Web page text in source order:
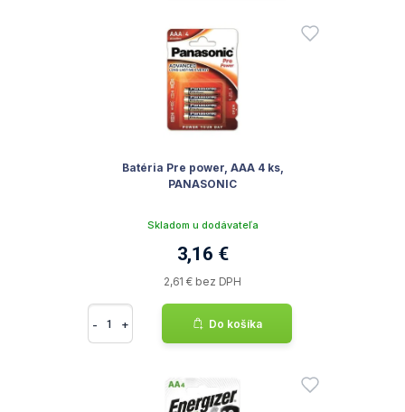
Batéria Pre power, AAA 4 ks,
PANASONIC
Skladom u dodávateľa
3,16 €
2,61 € bez DPH
- + Do košíka